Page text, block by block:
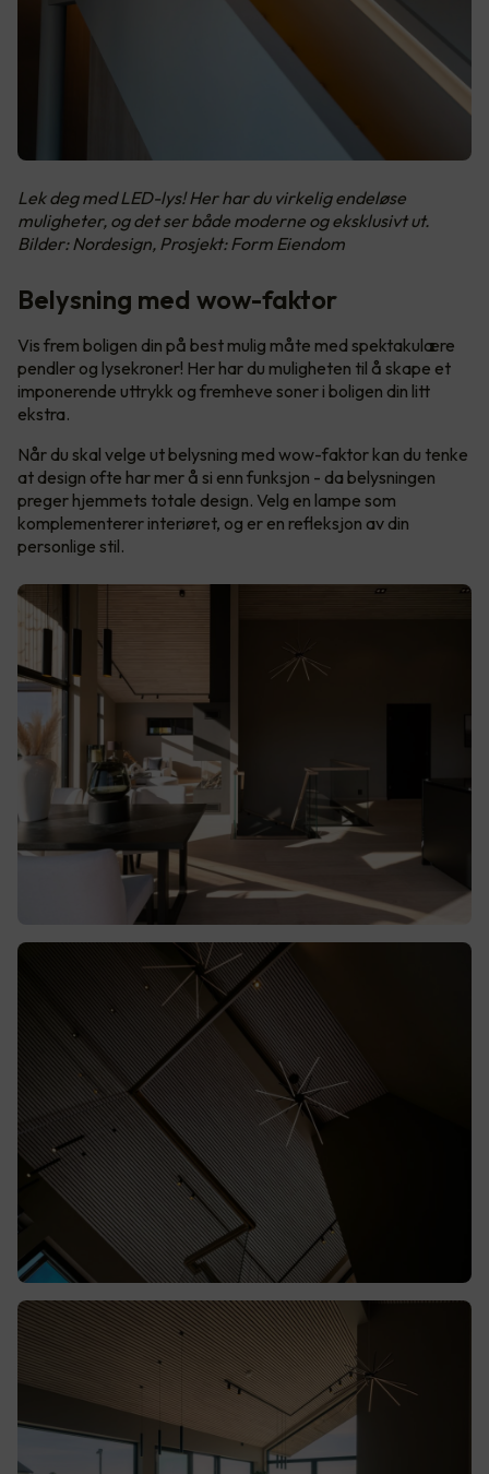
Lek deg med LED-lys! Her har du virkelig endeløse
muligheter, og det ser både moderne og eksklusivt ut.
Bilder: Nordesign, Prosjekt: Form Eiendom
Belysning med wow-faktor
Vis frem boligen din på best mulig måte med spektakulære
pendler og lysekroner! Her har du muligheten til å skape et
imponerende uttrykk og fremheve soner i boligen din litt
ekstra.
Når du skal velge ut belysning med wow-faktor kan du tenke
at design ofte har mer å si enn funksjon - da belysningen
preger hjemmets totale design. Velg en lampe som
komplementerer interiøret, og er en refleksjon av din
personlige stil.